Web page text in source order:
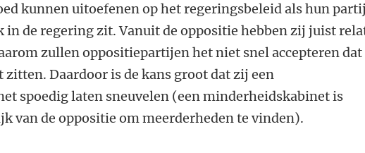
kunnen uitoefenen op het regeringsbeleid als hun partij
in de regering zit. Vanuit de oppositie hebben zij juist
zullen oppositiepartijen het niet snel accepteren
Daardoor is de kans groot dat zij een
spoedig laten sneuvelen (een minderheidskabinet is
van de oppositie om meerderheden te vinden).